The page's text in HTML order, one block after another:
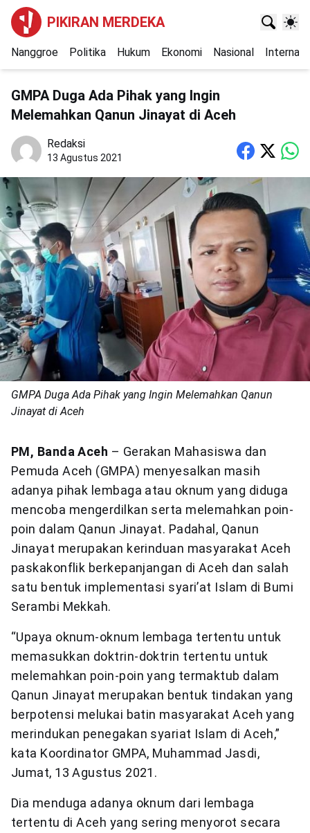
PIKIRAN MERDEKA
Nanggroe Politika Hukum Ekonomi Nasional
GMPA Duga Ada Pihak yang Ingin
Melemahkan Qanun Jinayat di Aceh
Redaksi
13 Agustus 2021
GMPA Duga Ada Pihak yang Ingin Melemahkan Qanun
Jinayat di Aceh
PM, Banda Aceh – Gerakan Mahasiswa dan
Pemuda Aceh (GMPA) menyesalkan masih
adanya pihak lembaga atau oknum yang diduga
mencoba mengerdilkan serta melemahkan poin-
poin dalam Qanun Jinayat. Padahal, Qanun
Jinayat merupakan kerinduan masyarakat Aceh
paskakonflik berkepanjangan di Aceh dan salah
satu bentuk implementasi syari’at Islam di Bumi
Serambi Mekkah.
“Upaya oknum-oknum lembaga tertentu untuk
memasukkan doktrin-doktrin tertentu untuk
melemahkan poin-poin yang termaktub dalam
Qanun Jinayat merupakan bentuk tindakan yang
berpotensi melukai batin masyarakat Aceh yang
merindukan penegakan syariat Islam di Aceh,”
kata Koordinator GMPA, Muhammad Jasdi,
Jumat, 13 Agustus 2021.
Dia menduga adanya oknum dari lembaga
tertentu di Aceh yang sering menyorot secara